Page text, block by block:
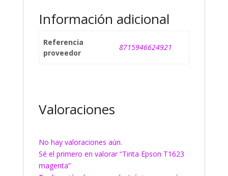
Información adicional
Referencia
proveedor
8715946624921
Valoraciones
No hay valoraciones aún.
Sé el primero en valorar “Tinta Epson T1623
magenta”